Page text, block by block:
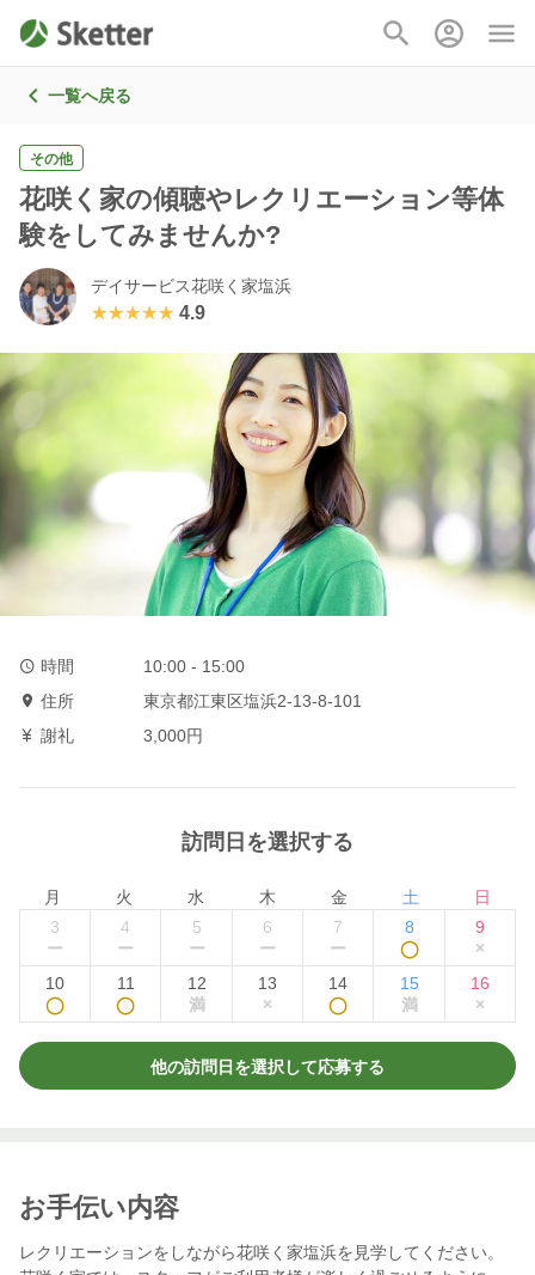
一覧へ戻る
その他
花咲く家の傾聴やレクリエーション等体
験をしてみませんか?
デイサービス花咲く家塩浜
★★★★★
★★★★★ 4.9
時間
10:00 - 15:00
住所
東京都江東区塩浜2-13-8-101
謝礼
3,000円
訪問日を選択する
月 火 水 木 金 土
日
3
ー
4
ー
5
ー
6
ー
7
ー
8
◯
9
×
10
◯
11
◯
12
満
13
×
14
◯
15
満
16
×
他の訪問日を選択して応募する
お手伝い内容
レクリエーションをしながら花咲く家塩浜を見学してください。